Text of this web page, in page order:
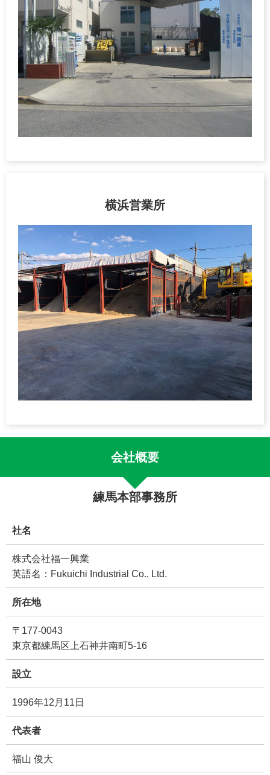
横浜営業所
会社概要
練馬本部事務所
社名
株式会社福一興業
英語名：Fukuichi Industrial Co., Ltd.
所在地
〒177-0043
東京都練馬区上石神井南町5-16
設立
1996年12月11日
代表者
福山 俊大